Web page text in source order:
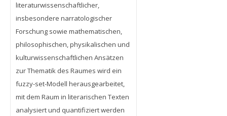
literaturwissenschaftlicher,
insbesondere narratologischer
Forschung sowie mathematischen,
philosophischen, physikalischen und
kulturwissenschaftlichen Ansätzen
zur Thematik des Raumes wird ein
fuzzy-set-Modell herausgearbeitet,
mit dem Raum in literarischen Texten
analysiert und quantifiziert werden